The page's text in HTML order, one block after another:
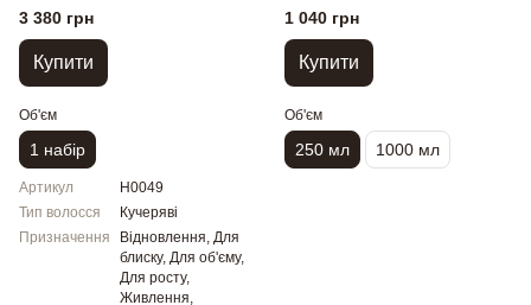
3 380 грн
Купити
Об'єм
1 набір
Артикул
H0049
Тип волосся
Кучеряві
Призначення
Відновлення, Для
блиску, Для об'єму,
Для росту,
Живлення,
1 040 грн
Купити
Об'єм
250 мл 1000 мл